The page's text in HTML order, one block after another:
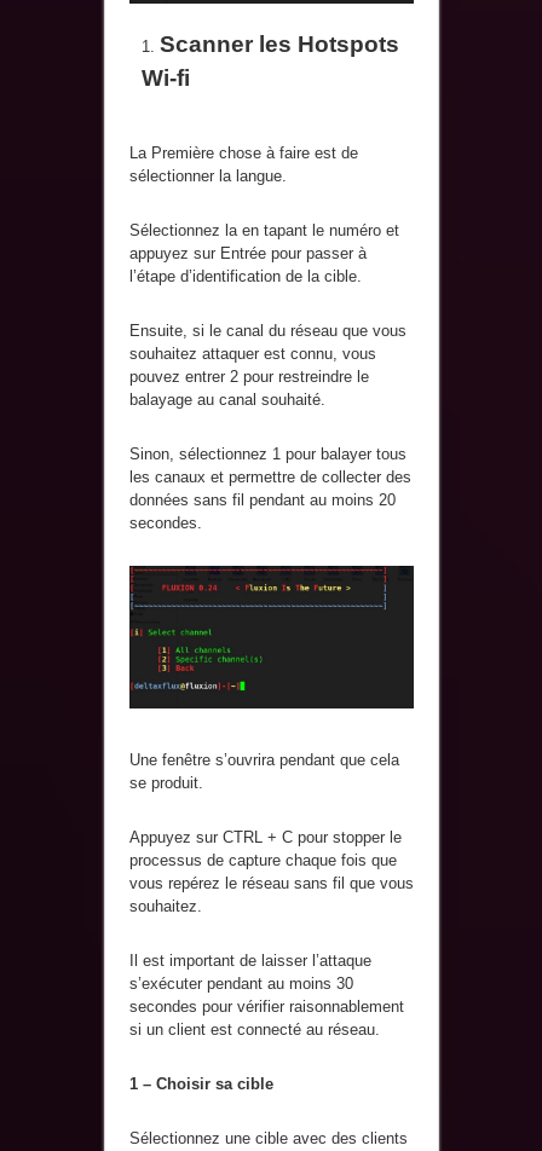
Scanner les Hotspots
Wi-fi
La Première chose à faire est de
sélectionner la langue.
Sélectionnez la en tapant le numéro et
appuyez sur Entrée pour passer à
l’étape d’identification de la cible.
Ensuite, si le canal du réseau que vous
souhaitez attaquer est connu, vous
pouvez entrer 2 pour restreindre le
balayage au canal souhaité.
Sinon, sélectionnez 1 pour balayer tous
les canaux et permettre de collecter des
données sans fil pendant au moins 20
secondes.
Une fenêtre s’ouvrira pendant que cela
se produit.
Appuyez sur CTRL + C pour stopper le
processus de capture chaque fois que
vous repérez le réseau sans fil que vous
souhaitez.
Il est important de laisser l’attaque
s’exécuter pendant au moins 30
secondes pour vérifier raisonnablement
si un client est connecté au réseau.
1 – Choisir sa cible
Sélectionnez une cible avec des clients